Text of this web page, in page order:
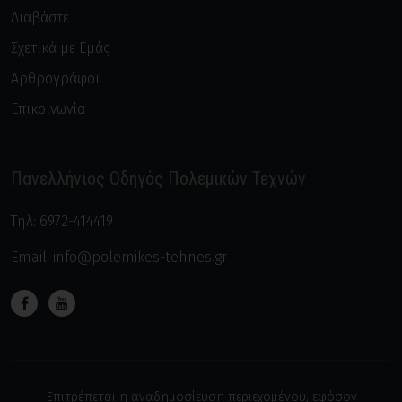
Φιλιππινέζικες πολεμικές τέχνες
Τοξοβολία
Διαβάστε
Σχετικά με Εμάς
Αρθρογράφοι
Επικοινωνία
Πανελλήνιος Οδηγός Πολεμικών Τεχνών
Τηλ: 6972-414419
Email: info@polemikes-tehnes.gr
Επιτρέπεται η αναδημοσίευση περιεχομένου, εφόσον